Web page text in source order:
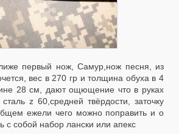
первый нож, Самур,нож песня, из
вес в 270 гр и толщина обуха в 4
28 см, дают ощющение что в руках
z 60,средней твёрдости, заточку
ежели чего можно поправить и о
с собой набор лански или апекс